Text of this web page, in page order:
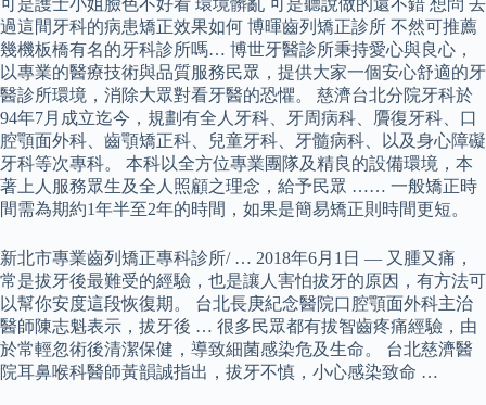
過這間牙科的病患矯正效果如何 博暉齒列矯正診所 不然可推薦
幾機板橋有名的牙科診所嗎… 博世牙醫診所秉持愛心與良心，
以專業的醫療技術與品質服務民眾，提供大家一個安心舒適的牙
醫診所環境，消除大眾對看牙醫的恐懼。 慈濟台北分院牙科於
94年7月成立迄今，規劃有全人牙科、牙周病科、贗復牙科、口
腔顎面外科、齒顎矯正科、兒童牙科、牙髓病科、以及身心障礙
牙科等次專科。 本科以全方位專業團隊及精良的設備環境，本
著上人服務眾生及全人照顧之理念，給予民眾 …… 一般矯正時
間需為期約1年半至2年的時間，如果是簡易矯正則時間更短。
新北市專業齒列矯正專科診所/ … 2018年6月1日 — 又腫又痛，
常是拔牙後最難受的經驗，也是讓人害怕拔牙的原因，有方法可
以幫你安度這段恢復期。 台北長庚紀念醫院口腔顎面外科主治
醫師陳志魁表示，拔牙後 … 很多民眾都有拔智齒疼痛經驗，由
於常輕忽術後清潔保健，導致細菌感染危及生命。 台北慈濟醫
院耳鼻喉科醫師黃韻誠指出，拔牙不慎，小心感染致命 …